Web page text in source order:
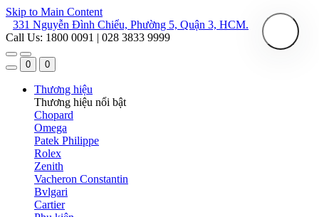
Skip to Main Content
331 Nguyễn Đình Chiểu, Phường 5, Quận 3, HCM.
Call Us: 1800 0091 | 028 3833 9999
0 0
Thương hiệu
Thương hiệu nổi bật
Chopard
Omega
Patek Philippe
Rolex
Zenith
Vacheron Constantin
Bvlgari
Cartier